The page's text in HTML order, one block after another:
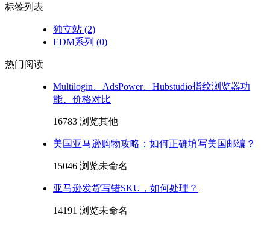
标签列表
独立站 (2)
EDM系列 (0)
热门阅读
Multilogin、AdsPower、Hubstudio指纹浏览器功
能、价格对比
16783 浏览其他
美国亚马逊购物攻略：如何正确填写美国邮编？
15046 浏览未命名
亚马逊发货写错SKU，如何处理？
14191 浏览未命名